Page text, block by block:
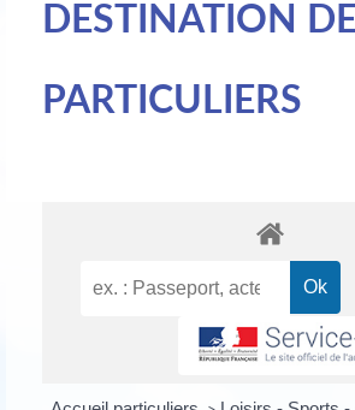
DESTINATION
PARTICULIERS